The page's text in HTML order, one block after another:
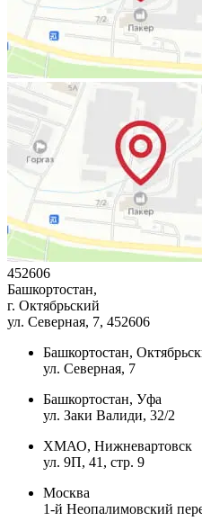
452606
Башкортостан,
г. Октябрьский
ул. Северная, 7, 452606
Башкортостан,
ул. Северная, 7
Башкортостан, Уфа
ул. Заки Валиди, 32/2
ХМАО, Нижневартовск
ул. 9П, 41, стр. 9
Москва
1-й Неопалимовский